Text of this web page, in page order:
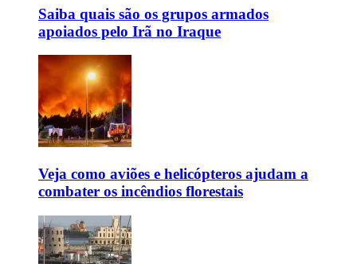
Saiba quais são os grupos armados
apoiados pelo Irã no Iraque
Veja como aviões e helicópteros ajudam a
combater os incêndios florestais